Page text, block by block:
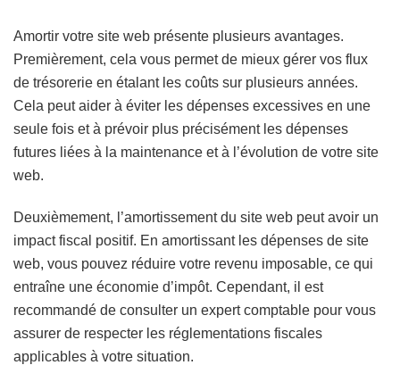
Amortir votre site web présente plusieurs avantages.
Premièrement, cela vous permet de mieux gérer vos flux
de trésorerie en étalant les coûts sur plusieurs années.
Cela peut aider à éviter les dépenses excessives en une
seule fois et à prévoir plus précisément les dépenses
futures liées à la maintenance et à l’évolution de votre site
web.
Deuxièmement, l’amortissement du site web peut avoir un
impact fiscal positif. En amortissant les dépenses de site
web, vous pouvez réduire votre revenu imposable, ce qui
entraîne une économie d’impôt. Cependant, il est
recommandé de consulter un expert comptable pour vous
assurer de respecter les réglementations fiscales
applicables à votre situation.